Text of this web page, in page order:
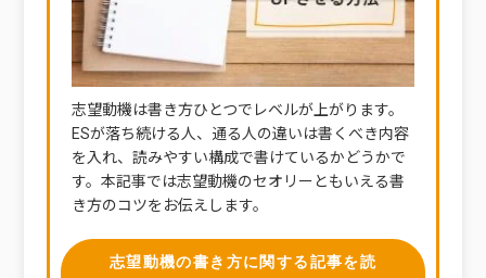
志望動機は書き方ひとつでレベルが上がります。
ESが落ち続ける人、通る人の違いは書くべき内容
を入れ、読みやすい構成で書けているかどうかで
す。本記事では志望動機のセオリーともいえる書
き方のコツをお伝えします。
志望動機の書き方に関する記事を読